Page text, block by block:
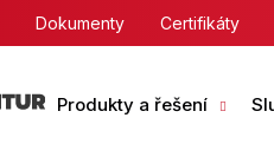
Dokumenty Certifikáty
Produkty a řešení